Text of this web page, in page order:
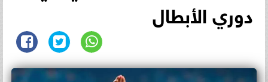
دوري الأبطال